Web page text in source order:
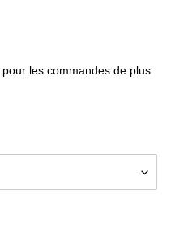
pour les commandes de plus